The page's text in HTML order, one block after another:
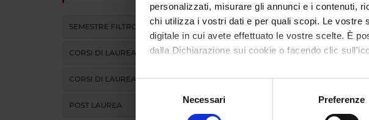
personalizzati, misurare gli annunci e i contenuti,
chi utilizza i vostri dati e per quali scopi. Le vostre
digitale in cui avete effettuato le vostre scelte. È
dalla Dichiarazione sui cookie o facendo clic
Con il tuo consenso, vorremmo anche:
raccogliere informazioni sulla tua
Selezione
Necessari Preferenze
SEMESTRE FILTRO
CORSI DI LAUREA
CORSI DI LAUREA MAGISTRALE
POST LAUREA
Periodo